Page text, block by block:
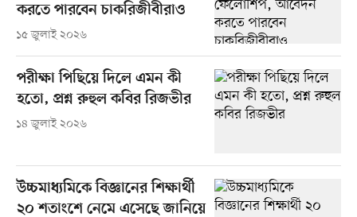
করতে পারবেন চাকরিজীবীরাও
১৫ জুলাই ২০২৬
পরীক্ষা পিছিয়ে দিলে এমন কী
হতো, প্রশ্ন রুহুল কবির রিজভীর
১৪ জুলাই ২০২৬
উচ্চমাধ্যমিকে বিজ্ঞানের শিক্ষার্থী
২০ শতাংশে নেমে এসেছে জানিয়ে